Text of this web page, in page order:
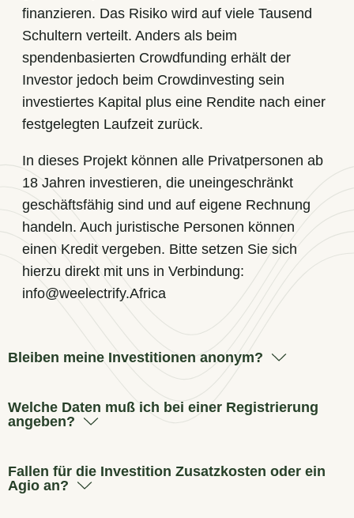
finanzieren. Das Risiko wird auf viele Tausend
Schultern verteilt. Anders als beim
spendenbasierten Crowdfunding erhält der
Investor jedoch beim Crowdinvesting sein
investiertes Kapital plus eine Rendite nach einer
festgelegten Laufzeit zurück.
In dieses Projekt können alle Privatpersonen ab
18 Jahren investieren, die uneingeschränkt
geschäftsfähig sind und auf eigene Rechnung
handeln. Auch juristische Personen können
einen Kredit vergeben. Bitte setzen Sie sich
hierzu direkt mit uns in Verbindung:
info@weelectrify.Africa
Bleiben meine Investitionen anonym?
Welche Daten muß ich bei einer Registrierung
angeben?
Fallen für die Investition Zusatzkosten oder ein
Agio an?